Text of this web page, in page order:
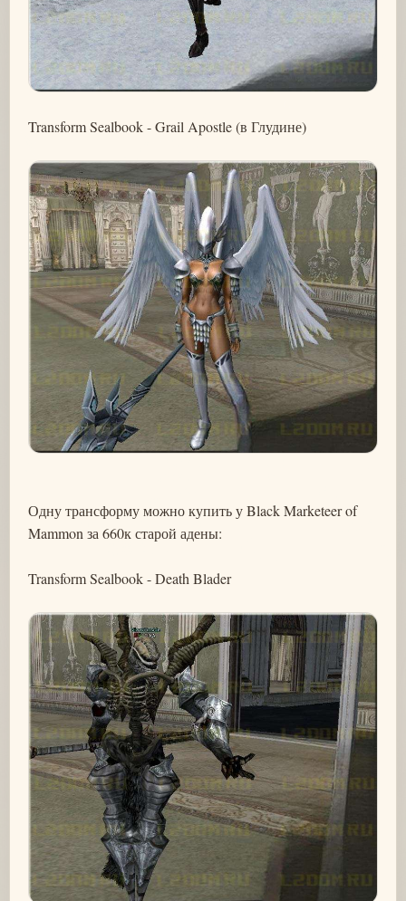
Transform Sealbook - Grail Apostle (в Глудине)
Одну трансформу можно купить у Black Marketeer of
Mammon за 660к старой адены:
Transform Sealbook - Death Blader